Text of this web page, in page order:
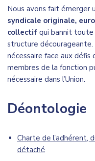
Nous avons fait émerger
syndicale originale,
collectif qui bannit
structure
nécessaire face aux
membres de la fonction
nécessaire dans l’Union.
Déontologie
Charte de l’adhérent,
détaché